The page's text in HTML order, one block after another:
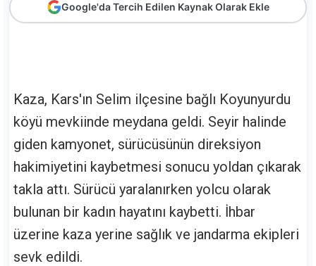
Google'da Tercih Edilen Kaynak Olarak Ekle
Kaza, Kars'ın Selim ilçesine bağlı Koyunyurdu
köyü mevkiinde meydana geldi. Seyir halinde
giden kamyonet, sürücüsünün direksiyon
hakimiyetini kaybetmesi sonucu yoldan çıkarak
takla attı. Sürücü yaralanırken yolcu olarak
bulunan bir kadın hayatını kaybetti. İhbar
üzerine kaza yerine sağlık ve jandarma ekipleri
sevk edildi.